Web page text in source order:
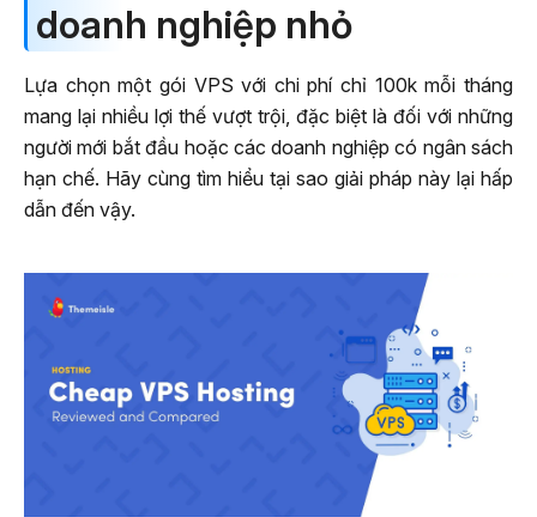
doanh nghiệp nhỏ
Lựa chọn một gói VPS với chi phí chỉ 100k mỗi tháng
mang lại nhiều lợi thế vượt trội, đặc biệt là đối với những
người mới bắt đầu hoặc các doanh nghiệp có ngân sách
hạn chế. Hãy cùng tìm hiểu tại sao giải pháp này lại hấp
dẫn đến vậy.